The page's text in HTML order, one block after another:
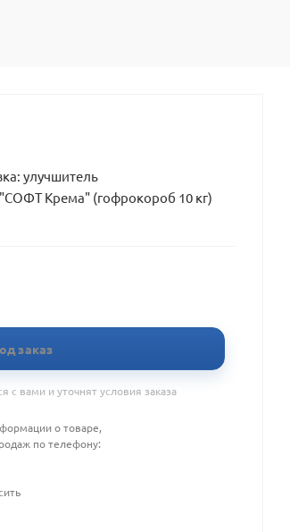
улучшитель
Крема" (гофрокороб 10 кг)
заказ
вами и уточнят условия заказа
о товаре,
по телефону: